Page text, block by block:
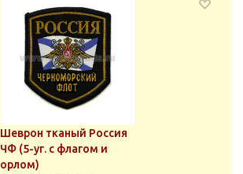
Шеврон тканый Россия
ЧФ (5-уг. с флагом и
орлом)